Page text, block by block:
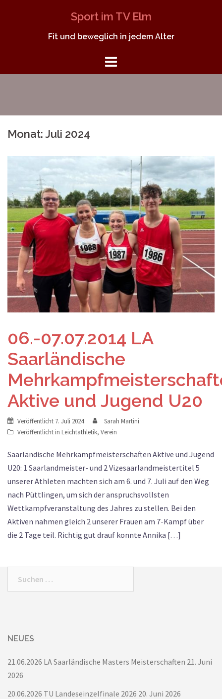
Sport im TV Elm
Fit und beweglich in jedem Alter
Monat:Juli 2024
06.-07.07.2014 LA
Saarländische
Aktive und Jugend U20
Veröffentlicht 7. Juli 2024
Sarah Martini
Veröffentlicht in Leichtathletik, Verein
Saarländische Mehrkampfmeisterschaften Aktive und Jugend
U20: 1 Saarlandmeister- und 2 Vizesaarlandmeistertitel 5
unserer Athleten machten sich am 6. und 7. Juli auf den Weg
nach Püttlingen, um sich der anspruchsvollsten
Wettkampfveranstaltung des Jahres zu stellen. Bei den
Aktiven nahmen gleich 2 unserer Frauen am 7-Kampf über
die 2 Tage teil. Richtig gut drauf konnte Annika […]
NEUES
21.06.2026 LA Saarländische Masters Meisterschaften 21. Juni
2026
20.06.2026 TU Landeseinzelfinale 2026 20. Juni 2026